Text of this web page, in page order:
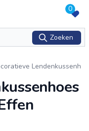
0
Zoeken
Lendenkussenh
Modern